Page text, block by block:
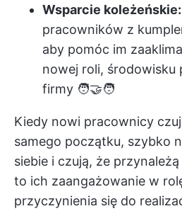
Wsparcie koleżeńskie:
pracowników z
aby pomóc im
nowej roli, środowisku
firmy 🧑‍🤝‍🧑
Kiedy nowi pracownicy
samego początku, szybko
siebie i czują, że
to ich zaangażowanie w
przyczynienia się do